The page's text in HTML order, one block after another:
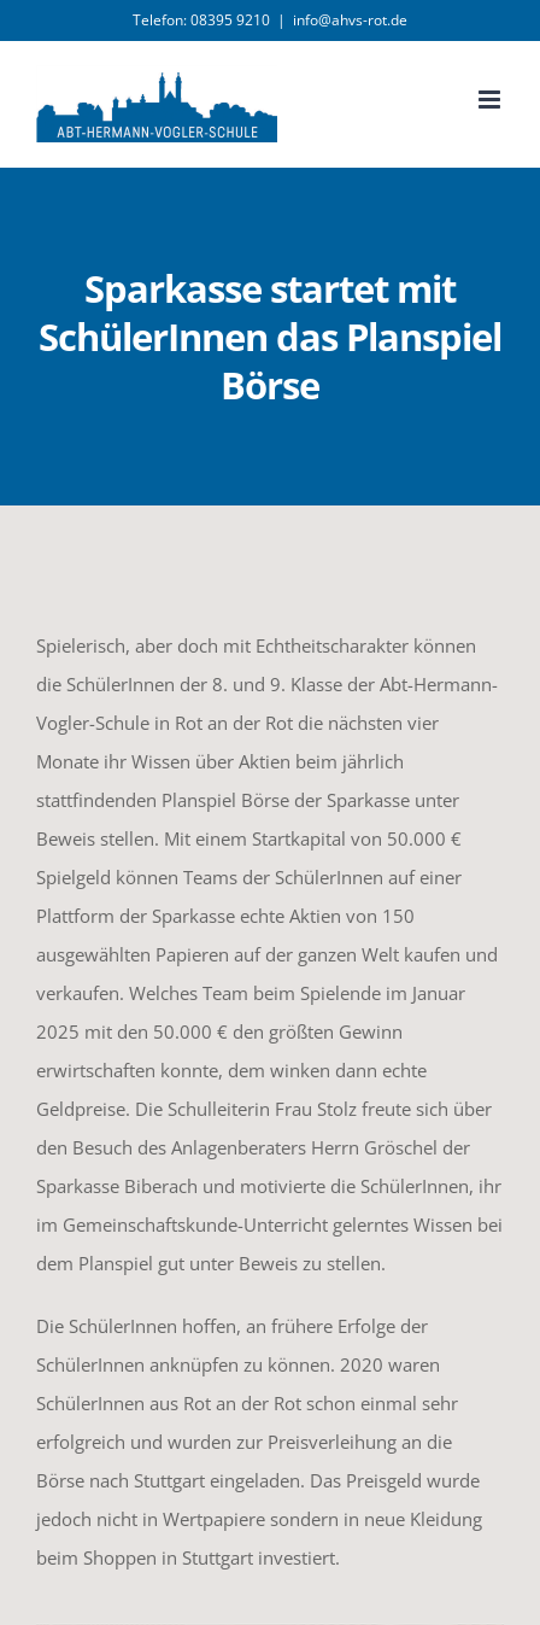
Telefon: 08395 9210 | info@ahvs-rot.de
Sparkasse startet mit
SchülerInnen das Planspiel
Börse
Spielerisch, aber doch mit Echtheitscharakter können
die SchülerInnen der 8. und 9. Klasse der Abt-Hermann-
Vogler-Schule in Rot an der Rot die nächsten vier
Monate ihr Wissen über Aktien beim jährlich
stattfindenden Planspiel Börse der Sparkasse unter
Beweis stellen. Mit einem Startkapital von 50.000 €
Spielgeld können Teams der SchülerInnen auf einer
Plattform der Sparkasse echte Aktien von 150
ausgewählten Papieren auf der ganzen Welt kaufen und
verkaufen. Welches Team beim Spielende im Januar
2025 mit den 50.000 € den größten Gewinn
erwirtschaften konnte, dem winken dann echte
Geldpreise. Die Schulleiterin Frau Stolz freute sich über
den Besuch des Anlagenberaters Herrn Gröschel der
Sparkasse Biberach und motivierte die SchülerInnen, ihr
im Gemeinschaftskunde-Unterricht gelerntes Wissen bei
dem Planspiel gut unter Beweis zu stellen.
Die SchülerInnen hoffen, an frühere Erfolge der
SchülerInnen anknüpfen zu können. 2020 waren
SchülerInnen aus Rot an der Rot schon einmal sehr
erfolgreich und wurden zur Preisverleihung an die
Börse nach Stuttgart eingeladen. Das Preisgeld wurde
jedoch nicht in Wertpapiere sondern in neue Kleidung
beim Shoppen in Stuttgart investiert.